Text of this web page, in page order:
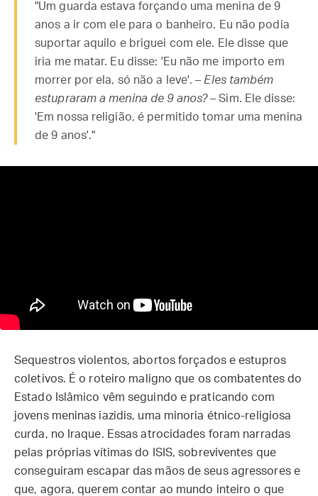
"Um guarda estava forçando uma menina de 9
anos a ir com ele para o banheiro. Eu não podia
suportar aquilo e briguei com ele. Ele disse que
iria me matar. Eu disse: 'Eu não me importo em
morrer por ela, só não a leve'. – Eles também
estupraram a menina de 9 anos?– Sim. Ele disse:
'Em nossa religião, é permitido tomar uma menina
de 9 anos'."
Sequestros violentos, abortos forçados e estupros
coletivos. É o roteiro maligno que os combatentes do
Estado Islâmico vêm seguindo e praticando com
jovens meninas iazidis, uma minoria étnico-religiosa
curda, no Iraque. Essas atrocidades foram narradas
pelas próprias vítimas do ISIS, sobreviventes que
conseguiram escapar das mãos de seus agressores e
que, agora, querem contar ao mundo inteiro o que